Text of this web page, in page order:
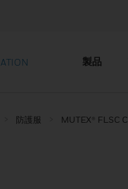
製品
防護服 MUTEX® FLSC